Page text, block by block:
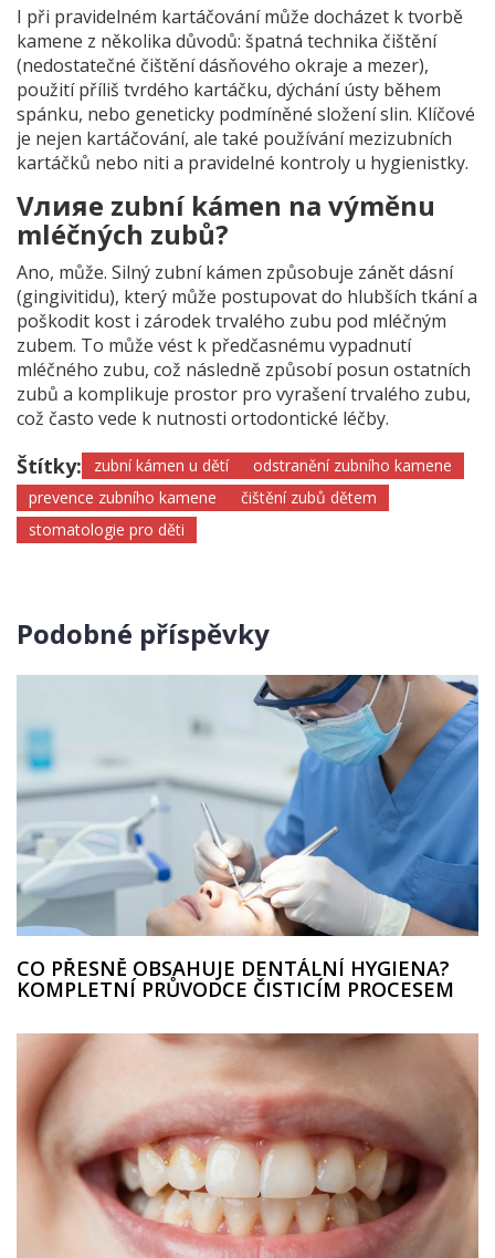
I při pravidelném kartáčování může docházet k tvorbě
kamene z několika důvodů: špatná technika čištění
(nedostatečné čištění dásňového okraje a mezer),
použití příliš tvrdého kartáčku, dýchání ústy během
spánku, nebo geneticky podmíněné složení slin. Klíčové
je nejen kartáčování, ale také používání mezizubních
kartáčků nebo niti a pravidelné kontroly u hygienistky.
Vлияе zubní kámen na výměnu
mléčných zubů?
Ano, může. Silný zubní kámen způsobuje zánět dásní
(gingivitidu), který může postupovat do hlubších tkání a
poškodit kost i zárodek trvalého zubu pod mléčným
zubem. To může vést k předčasnému vypadnutí
mléčného zubu, což následně způsobí posun ostatních
zubů a komplikuje prostor pro vyrašení trvalého zubu,
což často vede k nutnosti ortodontické léčby.
Štítky: zubní kámen u dětí
odstranění zubního kamene
prevence zubního kamene
čištění zubů dětem
stomatologie pro děti
Podobné příspěvky
CO PŘESNĚ OBSAHUJE DENTÁLNÍ HYGIENA?
KOMPLETNÍ PRŮVODCE ČISTICÍM PROCESEM